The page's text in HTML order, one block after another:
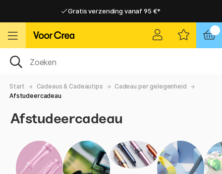
Gratis verzending vanaf 95 €*
Gratis verzending vanaf 95 €*
Start Cadeaus & Cadeautips
Cadeau per gelegenheid
Afstudeercadeau
Afstudeercadeau